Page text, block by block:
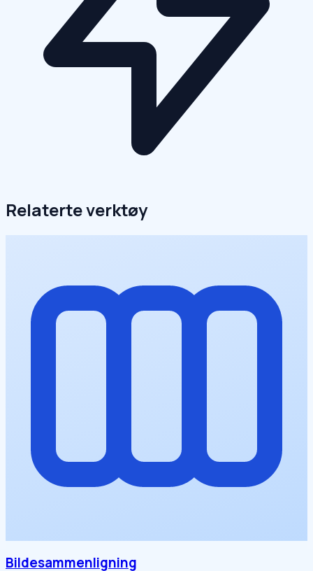
Relaterte verktøy
Bildesammenligning